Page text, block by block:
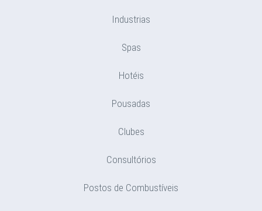
Industrias
Spas
Hotéis
Pousadas
Clubes
Consultórios
Postos de Combustíveis